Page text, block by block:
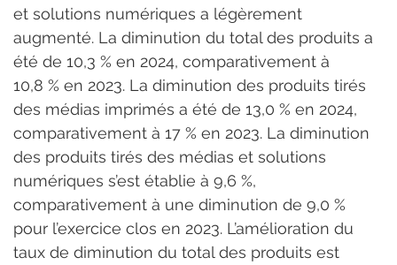
et solutions numériques a légèrement
augmenté. La diminution du total des produits a
été de 10,3 % en 2024, comparativement à
10,8 % en 2023. La diminution des produits tirés
des médias imprimés a été de 13,0 % en 2024,
comparativement à 17 % en 2023. La diminution
des produits tirés des médias et solutions
numériques s’est établie à 9,6 %,
comparativement à une diminution de 9,0 %
pour l’exercice clos en 2023. L’amélioration du
taux de diminution du total des produits est